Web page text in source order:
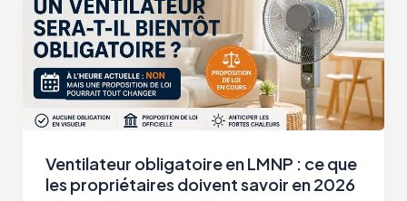
Ventilateur obligatoire en LMNP : ce que
les propriétaires doivent savoir en 2026